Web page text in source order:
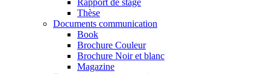
Thèse
Documents communication
Book
Brochure Couleur
Brochure Noir et blanc
Magazine